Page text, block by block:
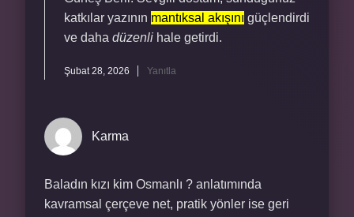
katkılar yazının mantıksal akışını güçlendirdi
ve daha düzenli hale getirdi.
Şubat 28, 2026 Yanıtla
Karma
Baladın kızı kim Osmanlı ? anlatımında
kavramsal çerçeve net, pratik yönler ise geri